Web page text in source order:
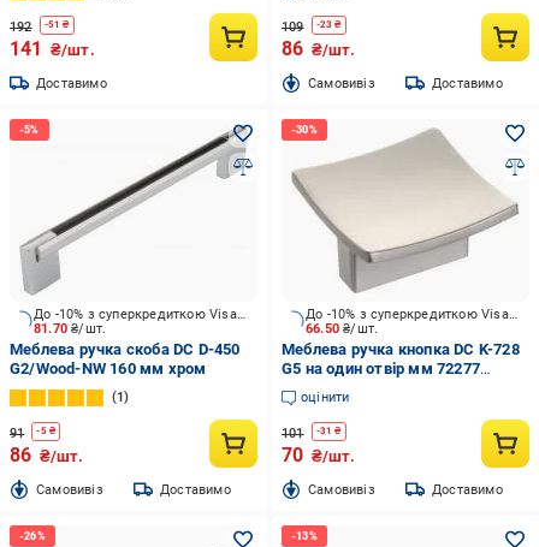
192 -51 ₴
141 ₴/шт.
Доставимо
109 -23 ₴
86 ₴/шт.
Cамовивіз Доставимо
81.70₴/шт.
До -10% з суперкредиткою Visa Вигода
Меблева ручка скоба DC D-450
G2/Wood-NW 160 мм хром
1
91 -5₴
86 ₴/шт.
Cамовивіз Доставимо
66.50₴/шт.
До -10% з суперкредиткою Visa Вигода
Меблева ручка кнопка DC K-728
G5 на один отвір мм 72277
матовий нікель
оцінити
101 -31 ₴
70 ₴/шт.
Cамовивіз Доставимо